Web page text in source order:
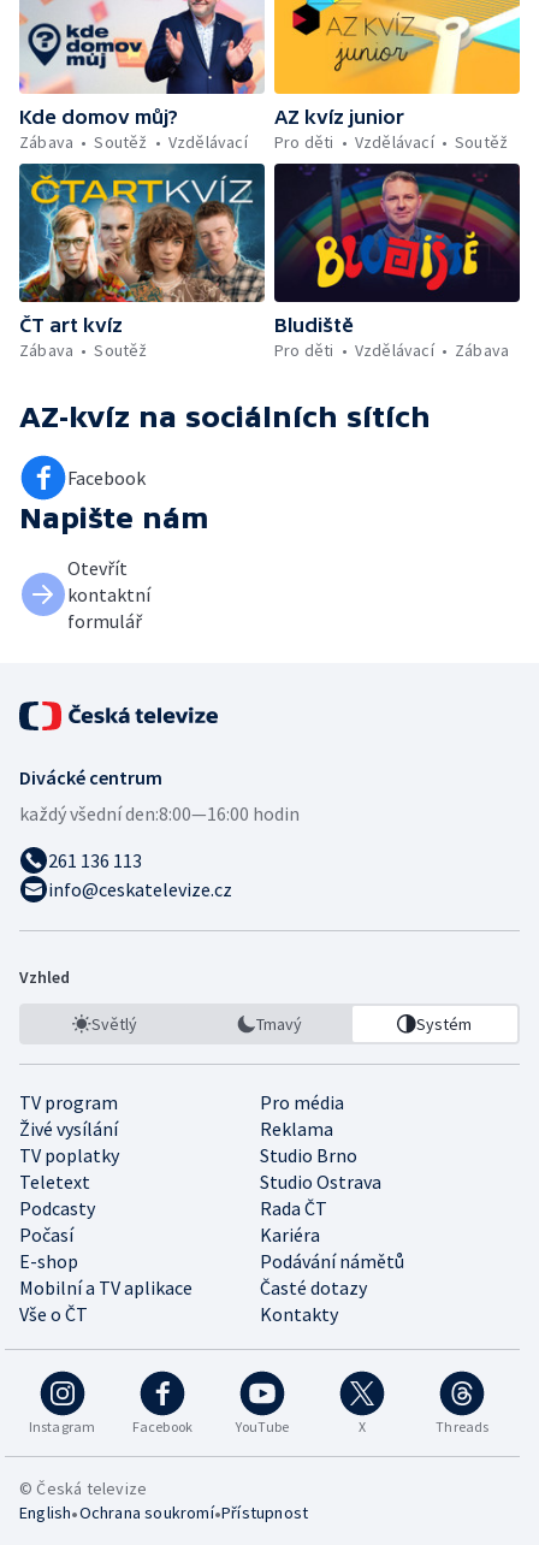
Kde domov můj?
Zábava
Soutěž Vzdělávací
AZ kvíz junior
Pro děti
Vzdělávací Soutěž
ČT art kvíz
Zábava
Soutěž
Bludiště
Pro děti
Vzdělávací Zábava
AZ-kvíz na sociálních sítích
Facebook
Napište nám
Otevřít
kontaktní
formulář
Divácké centrum
každý všední den:8:00—16:00 hodin
261 136 113
info@ceskatelevize.cz
Vzhled
Světlý Tmavý Systém
TV program
Pro média
Živé vysílání
Reklama
TV poplatky
Studio Brno
Teletext
Studio Ostrava
Podcasty
Rada ČT
Počasí
Kariéra
E-shop
Podávání námětů
Mobilní a TV aplikace
Časté dotazy
Vše o ČT
Kontakty
Instagram Facebook YouTube X Threads
© Česká televize
English•Ochrana soukromí•Přístupnost